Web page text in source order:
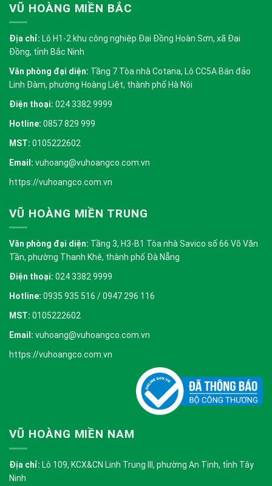
VŨ HOÀNG MIỀN BẮC
Địa chỉ: Lô H1-2 khu công nghiệp Đại Đồng Hoàn Sơn, xã Đại
Đồng, tỉnh Bắc Ninh
Văn phòng đại diện: Tầng 7 Tòa nhà Cotana, Lô CC5A Bán đảo
Linh Đàm, phường Hoàng Liệt, thành phố Hà Nội
Điện thoại: 024 3382 9999
Hotline: 0857 829 999
MST: 0105222602
Email: vuhoang@vuhoangco.com.vn
https://vuhoangco.com.vn
VŨ HOÀNG MIỀN TRUNG
Văn phòng đại diện: Tầng 3, H3-B1 Tòa nhà Savico số 66 Võ Văn
Tần, phường Thanh Khê, thành phố Đà Nẵng
Điện thoại: 024 3382 9999
Hotline: 0935 935 516 / 0947 296 116
MST: 0105222602
Email: vuhoang@vuhoangco.com.vn
https://vuhoangco.com.vn
VŨ HOÀNG MIỀN NAM
Địa chỉ: Lô 109, KCX&CN Linh Trung III, phường An Tịnh, tỉnh Tây
Ninh